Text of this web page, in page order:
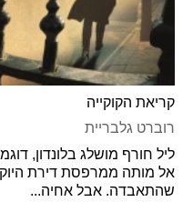
קריאת הקוקייה
רוברט גלבריית
ליל חורף מושלג בלונדון,
אל מותה ממרפסת דירת
שהתאבדה. אבל אחיה...